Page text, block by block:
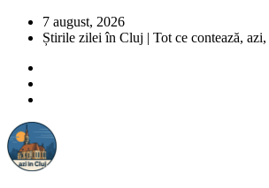
7 august, 2026
Știrile zilei în Cluj | Tot ce contează,